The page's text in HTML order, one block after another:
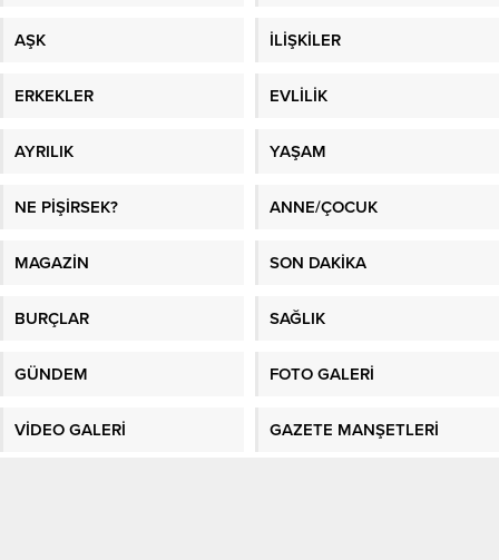
AŞK İLİŞKİLER
ERKEKLER EVLİLİK
AYRILIK YAŞAM
NE PİŞİRSEK? ANNE/ÇOCUK
MAGAZİN SON DAKİKA
BURÇLAR SAĞLIK
GÜNDEM FOTO GALERİ
VİDEO GALERİ GAZETE MANŞETLERİ